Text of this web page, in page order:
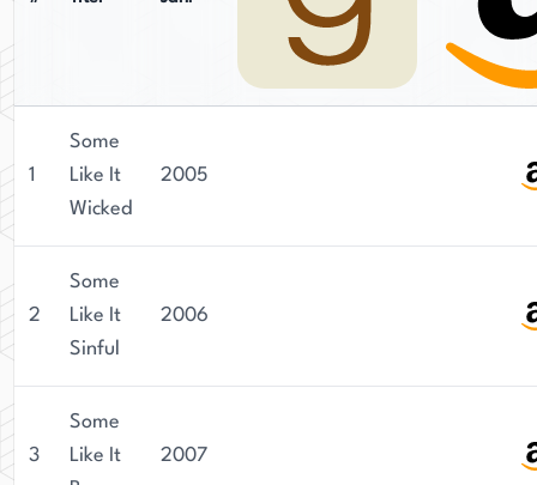
1
Some
Like It
Wicked
2005
2
Some
Like It
Sinful
2006
3
Some
Like It
2007